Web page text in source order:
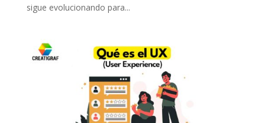
sigue evolucionando para...